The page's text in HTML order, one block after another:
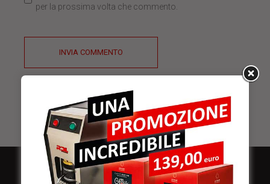
per la prossima volta che commento.
INVIA COMMENTO